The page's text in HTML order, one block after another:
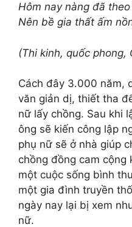
Hôm nay nàng đã theo
Nên bề gia thất ấm
(Thi kinh, quốc phong,
Cách đây 3.000 năm,
văn giản dị, thiết tha
nữ lấy chồng. Sau khi
ông sẽ kiến công lập
phụ nữ sẽ ở nhà giúp
chồng đồng cam
một cuộc sống bình
một gia đình truyền
ngày nay lại bị xem
nữ.